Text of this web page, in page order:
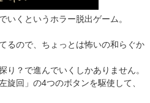
いくというホラー脱出ゲーム。
るので、ちょっとは怖いの和らぐか
り？で進んでいくしかありません。
旋回」の4つのボタンを駆使して、